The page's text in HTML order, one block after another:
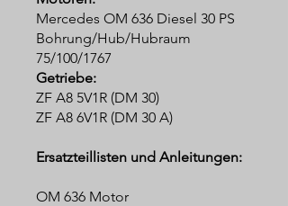
Mercedes OM 636 Diesel 30 PS
Bohrung/Hub/Hubraum
75/100/1767
Getriebe:
ZF A8 5V1R (DM 30)
ZF A8 6V1R​​​​​​​ (DM 30 A)
Ersatzteillisten und Anleitungen:
OM 636 Motor